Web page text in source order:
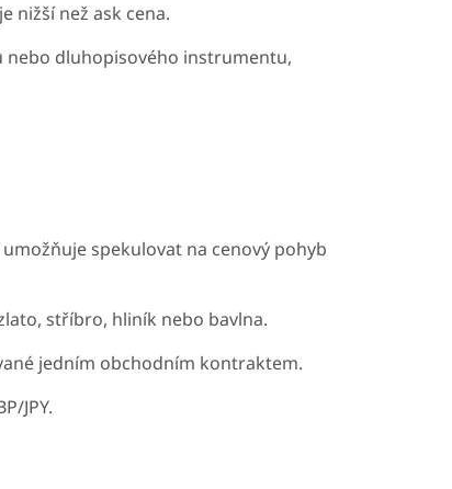
nižší než ask cena.
nebo dluhopisového instrumentu,
spekulovat na cenový pohyb
stříbro, hliník nebo bavlna.
jedním obchodním kontraktem.
JPY.